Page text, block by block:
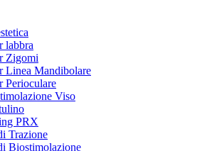
labbra
Zigomi
Linea Mandibolare
Perioculare
Viso
PRX
Trazione
Biostimolazione